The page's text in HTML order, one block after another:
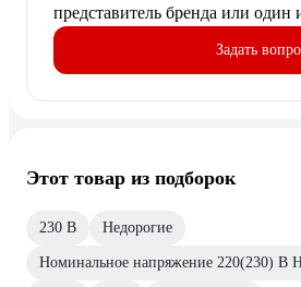
представитель бренда или один
Задать
Этот товар из подборок
230 В Недорогие
Номинальное напряжение 220(230) В